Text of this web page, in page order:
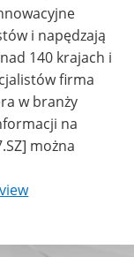
i napędzają
140 krajach i
firma
w branży
na
można